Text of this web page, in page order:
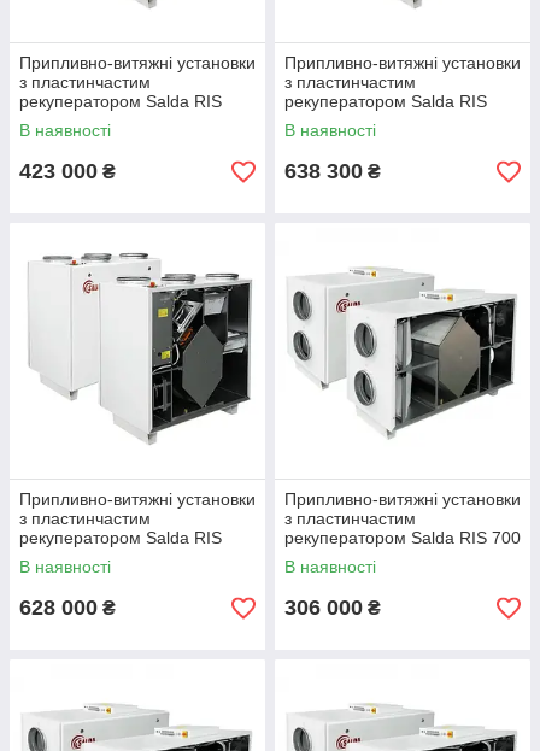
Припливно-витяжні установки
з пластинчастим
рекуператором Salda RIS
1200 VW EKO 3.0
В наявності
423 000 ₴
Припливно-витяжні установки
з пластинчастим
рекуператором Salda RIS
1900 VE EKO 3.0
В наявності
638 300 ₴
Припливно-витяжні установки
з пластинчастим
рекуператором Salda RIS
1900 VW EKO 3.0
В наявності
628 000 ₴
Припливно-витяжні установки
з пластинчастим
рекуператором Salda RIS 700
HW EKO 3.0
В наявності
306 000 ₴